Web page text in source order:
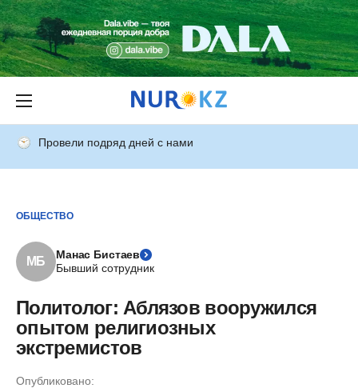
Провели подряд дней с нами
ОБЩЕСТВО
МБ
Манас Бистаев
Бывший сотрудник
Политолог: Аблязов вооружился
опытом религиозных
экстремистов
Опубликовано: